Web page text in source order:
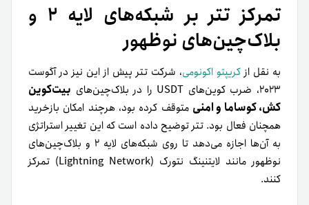
تمرکز تتر بر شبکه‌های لایه ۲ و
بلاک‌چین‌های نوظهور
به نقل از کریپتو اکونومی، شرکت تتر پیش از این نیز در آگوست
۲۰۲۳، ضرب کوین‌های USDT را در بلاک‌چین‌های
بیت‌کوین
کش، کوساما و امنی متوقف کرده بود، هرچند امکان بازخرید
همچنان فعال بود. تتر توضیح داده است که این تغییر استراتژی
به آن‌ها اجازه می‌دهد تا روی شبکه‌های لایه ۲ و بلاک‌چین‌های
نوظهور مانند لایتنینگ نتورک (Lightning Network) تمرکز
کنند.